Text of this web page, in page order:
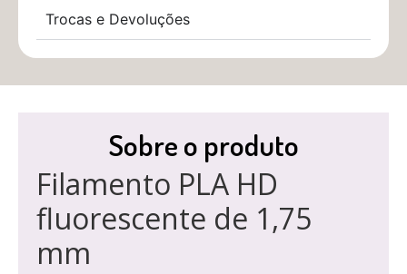
Trocas e Devoluções
Sobre o produto
Filamento PLA HD
fluorescente de 1,75
mm